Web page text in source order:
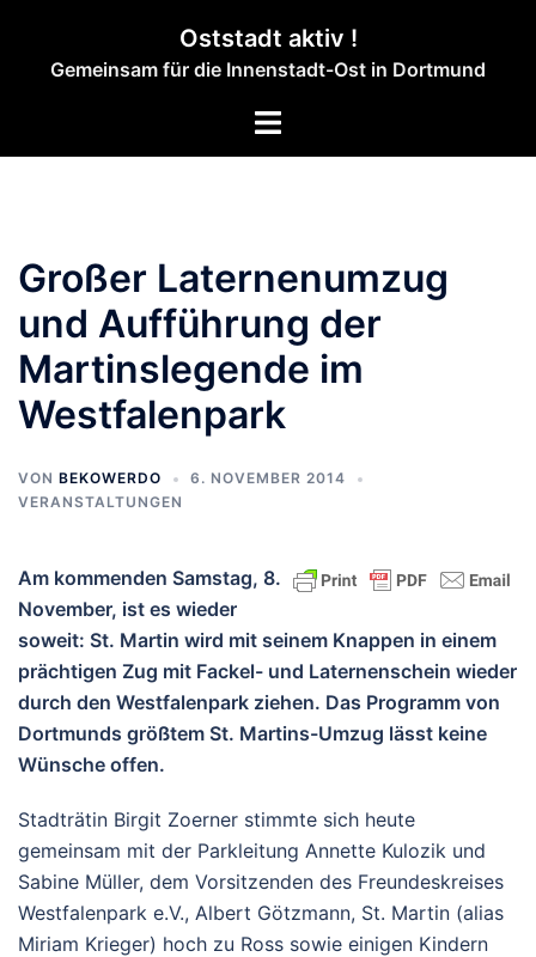
springen
Oststadt aktiv !
Gemeinsam für die Innenstadt-Ost in Dortmund
Menü
Großer Laternenumzug
und Aufführung der
Martinslegende im
Westfalenpark
VON BEKOWERDO
6. NOVEMBER 2014
VERANSTALTUNGEN
Am kommenden Samstag, 8.
November, ist es wieder
soweit: St. Martin wird mit seinem Knappen in einem
prächtigen Zug mit Fackel- und Laternenschein wieder
durch den Westfalenpark ziehen. Das Programm von
Dortmunds größtem St. Martins-Umzug lässt keine
Wünsche offen.
Stadträtin Birgit Zoerner stimmte sich heute
gemeinsam mit der Parkleitung Annette Kulozik und
Sabine Müller, dem Vorsitzenden des Freundeskreises
Westfalenpark e.V., Albert Götzmann, St. Martin (alias
Miriam Krieger) hoch zu Ross sowie einigen Kindern